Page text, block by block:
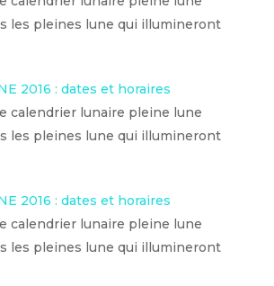
les pleines lune qui illumineront
2016 : dates et horaires
calendrier lunaire pleine lune
les pleines lune qui illumineront
2016 : dates et horaires
calendrier lunaire pleine lune
les pleines lune qui illumineront